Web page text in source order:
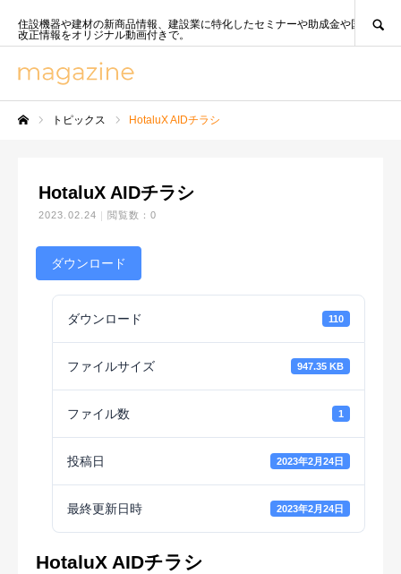
住設機器や建材の新商品情報、建設業に特化したセミナーや助成金や国策、法
改正情報をオリジナル動画付きで。
トピックス HotaluX AIDチラシ
HotaluX AIDチラシ
2023.02.24 閲覧数：0
ダウンロード
ダウンロード 110
ファイルサイズ 947.35 KB
ファイル数 1
投稿日 2023年2月24日
最終更新日時 2023年2月24日
HotaluX AIDチラシ